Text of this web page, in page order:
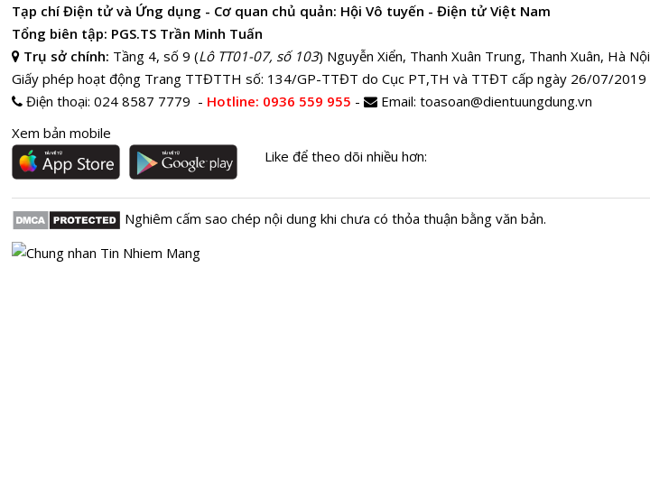
Tạp chí Điện tử và Ứng dụng - Cơ quan chủ quản: Hội Vô tuyến - Điện tử Việt Nam
Tổng biên tập: PGS.TS Trần Minh Tuấn
Trụ sở chính: Tầng 4, số 9 (Lô TT01-07, số 103) Nguyễn Xiển, Thanh Xuân Trung, Thanh Xuân, Hà Nội
Giấy phép hoạt động Trang TTĐTTH số: 134/GP-TTĐT do Cục PT,TH và TTĐT cấp ngày 26/07/2019
Điện thoại: 024 8587 7779 - Hotline: 0936 559 955 - Email: toasoan@dientuungdung.vn
Xem bản mobile
Like để theo dõi nhiều hơn:
Nghiêm cấm sao chép nội dung khi chưa có thỏa thuận bằng văn bản.